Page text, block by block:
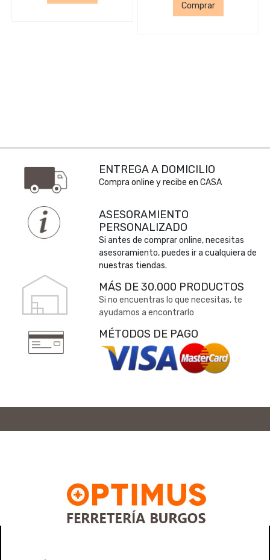
Comprar
ENTREGA A DOMICILIO
Compra online y recibe en CASA
ASESORAMIENTO
PERSONALIZADO
Si antes de comprar online, necesitas
asesoramiento, puedes ir a cualquiera de
nuestras tiendas.
MÁS DE 30.000 PRODUCTOS
Si no encuentras lo que necesitas, te
ayudamos a encontrarlo
MÉTODOS DE PAGO